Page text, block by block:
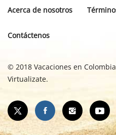
Acerca de nosotros
Contáctenos
© 2018 Vacaciones en
Virtualizate.